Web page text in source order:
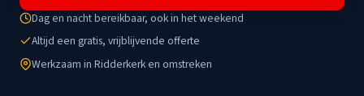
Dag en nacht bereikbaar, ook in het weekend
Altijd een gratis, vrijblijvende offerte
Werkzaam in Ridderkerk en omstreken